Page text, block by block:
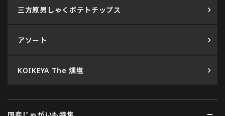
三方原男しゃくポテトチップス
アソート
KOIKEYA The 燻塩